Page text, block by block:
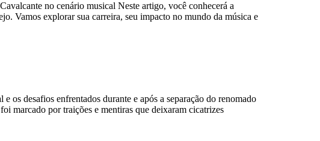
no cenário musical Neste artigo, você conhecerá a
Vamos explorar sua carreira, seu impacto no mundo da música e
desafios enfrentados durante e após a separação do renomado
marcado por traições e mentiras que deixaram cicatrizes